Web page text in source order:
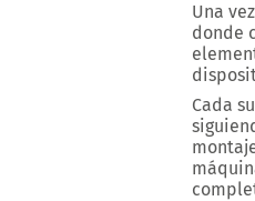
Una
donde
Cada